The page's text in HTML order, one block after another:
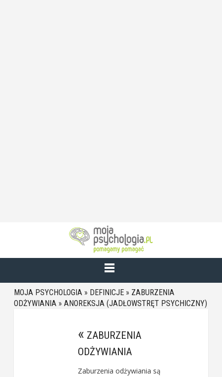
MOJA PSYCHOLOGIA » DEFINICJE » ZABURZENIA
ODŻYWIANIA » ANOREKSJA (JADŁOWSTRĘT PSYCHICZNY)
ZABURZENIA
ODŻYWIANIA
Zaburzenia odżywiania są